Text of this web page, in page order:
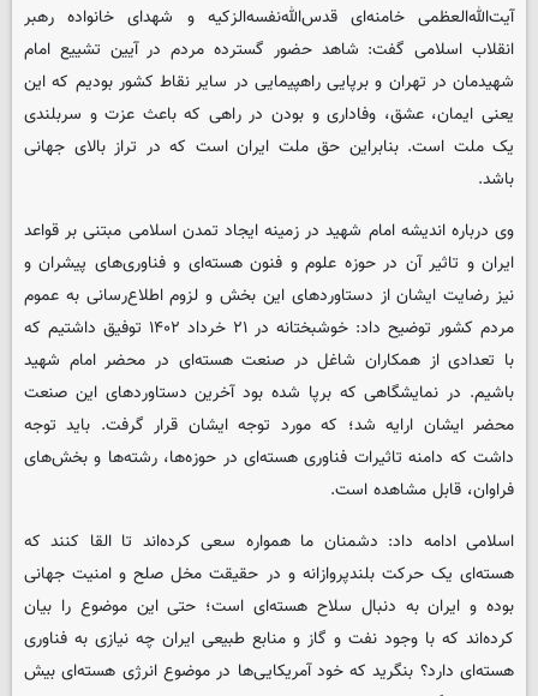
آیت‌الله‌العظمی خامنه‌ای قدس‌الله‌نفسه‌الزکیه و شهدای خانواده‌ رهبر
انقلاب اسلامی گفت: شاهد حضور گسترده مردم در آیین تشییع امام
شهیدمان در تهران و برپایی راهپیمایی در سایر نقاط کشور بودیم که این
یعنی ایمان، ‌عشق‌، وفاداری و بودن در راهی که باعث عزت و سربلندی
یک ملت است. بنابراین حق ملت ایران است که در تراز بالای جهانی
باشد.
وی درباره اندیشه امام شهید در زمینه ایجاد تمدن اسلامی مبتنی بر قواعد
ایران و تاثیر آن در حوزه علوم و فنون هسته‌ای و فناوری‌های پیشران و
نیز رضایت ایشان از دستاوردهای این بخش و لزوم اطلاع‌رسانی به عموم
مردم کشور توضیح داد: خوشبختانه در ۲۱ خرداد ۱۴۰۲ توفیق داشتیم که
با تعدادی از همکاران شاغل در صنعت هسته‌ای در محضر امام شهید
باشیم. در نمایشگاهی که برپا شده بود آخرین دستاوردهای این صنعت
محضر ایشان ارایه شد؛‌ که مورد توجه ایشان قرار گرفت. باید توجه
داشت که دامنه تاثیرات فناوری هسته‌ای در حوزه‌ها، رشته‌ها و بخش‌های
فراوان، قابل مشاهده است.
اسلامی ادامه داد: دشمنان ما همواره سعی کرده‌اند تا القا کنند که
هسته‌ای یک حرکت بلندپروازانه و در حقیقت مخل صلح و امنیت جهانی
بوده و ایران به دنبال سلاح هسته‌ای است؛ حتی این موضوع را بیان
کرده‌اند که با وجود نفت و گاز و منابع طبیعی ایران چه نیازی به فناوری
هسته‌ای دارد؟ بنگرید که خود آمریکایی‌ها در موضوع انرژی هسته‌ای بیش